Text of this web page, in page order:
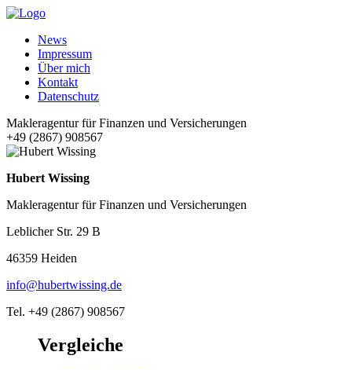
News
Impressum
Über mich
Kontakt
Datenschutz
Makleragentur für Finanzen und Versicherungen
+49 (2867) 908567
Hubert Wissing
Makleragentur für Finanzen und Versicherungen
Leblicher Str. 29 B
46359 Heiden
info@hubertwissing.de
Tel. +49 (2867) 908567
Vergleiche